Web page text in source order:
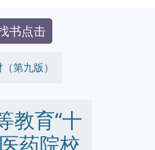
书点击
第九版）
教育“十
药院校